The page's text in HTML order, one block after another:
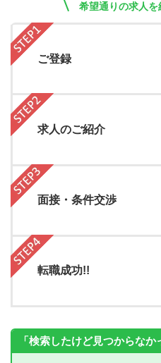
希望通りの求人を
ご登録
求人のご紹介
面接・条件交渉
転職成功!!
「検索したけど見つからなか